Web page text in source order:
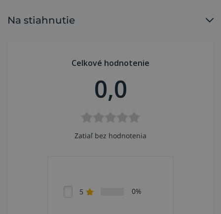
Na stiahnutie
Celkové hodnotenie
0,0
Zatiaľ bez hodnotenia
5 0%